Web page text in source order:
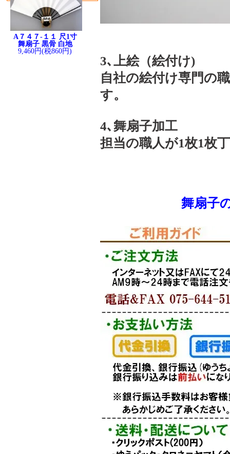
A７４７-１１ 尺1寸
舞扇子 黒骨 白地
9,460円(税860円)
3､上絵（絵付け)
自社の絵付け専門の
す。
4､舞扇子加工
担当の職人が1枚1枚
舞扇子